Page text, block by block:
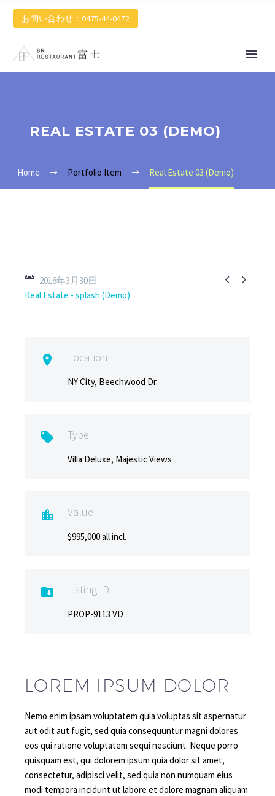
お問い合わせ：0475-44-0472
REAL ESTATE 03 (DEMO)
Home Portfolio Item Real Estate 03 (Demo)
 
2016年3月30日
Real Estate - splash (Demo)
 Location
NY City, Beechwood Dr.
 Type
Villa Deluxe, Majestic Views
 Value
$995,000 all incl.
 Listing ID
PROP-9113 VD
LOREM IPSUM DOLOR
Nemo enim ipsam voluptatem quia voluptas sit aspernatur
aut odit aut fugit, sed quia consequuntur magni dolores
eos qui ratione voluptatem sequi nesciunt. Neque porro
quisquam est, qui dolorem ipsum quia dolor sit amet,
consectetur, adipisci velit, sed quia non numquam eius
modi tempora incidunt ut labore et dolore magnam aliquam